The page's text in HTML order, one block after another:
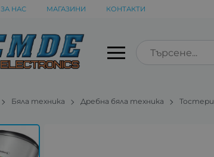
ЗА НАС МАГАЗИНИ КОНТАКТИ
Бяла техника Дребна бяла техника Тостери